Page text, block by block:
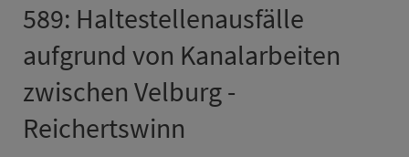
589: Hal­te­stel­lenausfälle
aufgrund von Kanalarbeiten
zwischen Velburg -
Reichertswinn